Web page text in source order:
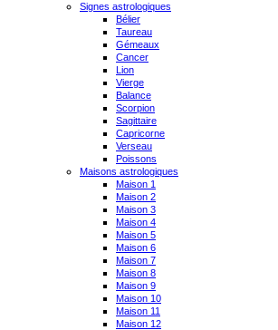
Signes astrologiques
Bélier
Taureau
Gémeaux
Cancer
Lion
Vierge
Balance
Scorpion
Sagittaire
Capricorne
Verseau
Poissons
Maisons astrologiques
Maison 1
Maison 2
Maison 3
Maison 4
Maison 5
Maison 6
Maison 7
Maison 8
Maison 9
Maison 10
Maison 11
Maison 12